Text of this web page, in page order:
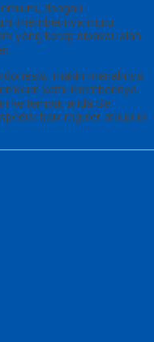
dengan
memberinya mutu
yang kerap dipakai ialah
makin meriahnya
kami memberinya
ke tempat anda Se-
baik reguler ataupun